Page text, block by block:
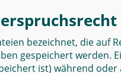
bezeichnet, die
gespeichert werden.
ist) während